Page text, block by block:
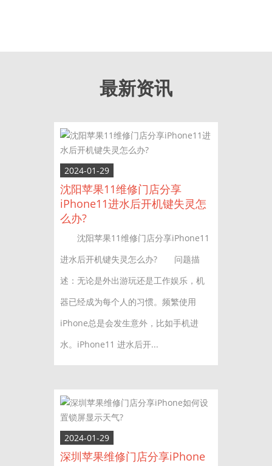
最新资讯
2024-01-29
沈阳苹果11维修门店分享
iPhone11进水后开机键失灵怎
么办?
沈阳苹果11维修门店分享iPhone11
进水后开机键失灵怎么办? 问题描
述：无论是外出游玩还是工作娱乐，机
器已经成为每个人的习惯。频繁使用
iPhone总是会发生意外，比如手机进
水。iPhone11 进水后开...
2024-01-29
深圳苹果维修门店分享iPhone